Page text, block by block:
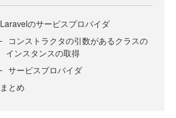
Laravelのサービスプロバイダ
コンストラクタの引数があるクラスの
インスタンスの取得
サービスプロバイダ
まとめ